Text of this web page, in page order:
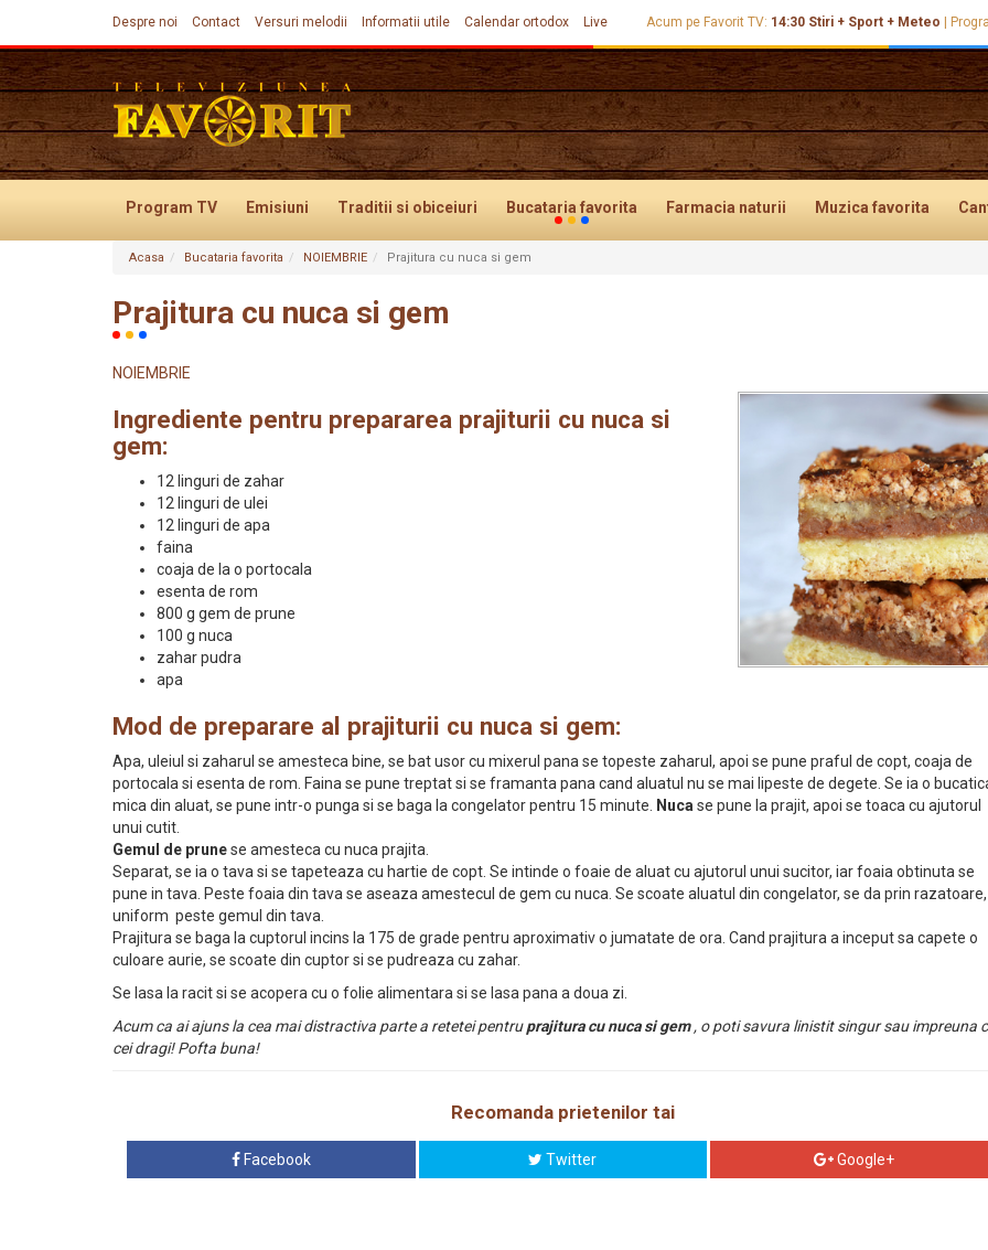
Despre noi Contact Versuri melodii Informatii utile Calendar ortodox Live Acum pe Favorit TV: 14:30 Stiri + Sport + Meteo
Program TV Emisiuni Traditii si obiceiuri Bucataria favorita Farmacia naturii Muzica favorita
Evenimente
Acasa Bucataria favorita NOIEMBRIE Prajitura cu nuca si gem
Prajitura cu nuca si gem
NOIEMBRIE
Ingrediente pentru prepararea prajiturii cu nuca si
gem:
12 linguri de zahar
12 linguri de ulei
12 linguri de apa
faina
coaja de la o portocala
esenta de rom
800 g gem de prune
100 g nuca
zahar pudra
apa
Mod de preparare al prajiturii cu nuca si gem:
Apa, uleiul si zaharul se amesteca bine, se bat usor cu mixerul pana se topeste zaharul, apoi se pune praful de copt, coaja de
portocala si esenta de rom. Faina se pune treptat si se framanta pana cand aluatul nu se mai lipeste de degete. Se ia o
mica din aluat, se pune intr-o punga si se baga la congelator pentru 15 minute.
Nuca se pune la prajit, apoi se toaca cu ajutorul
unui cutit.
Gemul de prunese amesteca cu nuca prajita.
Separat, se ia o tava si se tapeteaza cu hartie de copt. Se intinde o foaie de aluat cu ajutorul unui sucitor, iar foaia obtinuta se
pune in tava. Peste foaia din tava se aseaza amestecul de gem cu nuca. Se scoate aluatul din congelator, se da prin razatoare,
uniform peste gemul din tava.
Prajitura se baga la cuptorul incins la 175 de grade pentru aproximativ o jumatate de ora. Cand prajitura a inceput sa capete o
culoare aurie, se scoate din cuptor si se pudreaza cu zahar.
Se lasa la racit si se acopera cu o folie alimentara si se lasa pana a doua zi.
Acum ca ai ajuns la cea mai distractiva parte a retetei pentruprajitura cu nuca si gem, o poti savura linistit singur sau impreuna
cei dragi! Pofta buna!
Recomanda prietenilor tai
Facebook Twitter Google+